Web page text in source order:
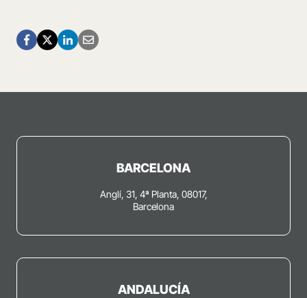
BARCELONA
Anglí, 31, 4ª Planta, 08017,
Barcelona
ANDALUCÍA